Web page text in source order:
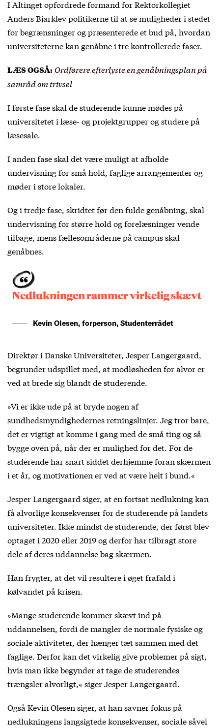
I Altingetopfordrede formand for Rektorkollegiet
Anders Bjarklev politikerne til at se muligheder i stedet
for begrænsninger og præsenterede et bud på, hvordan
universiteterne kan genåbne i tre kontrollerede faser.
LÆS OGSÅ: Ordførere efterlyste en genåbningsplan på
samråd om trivsel
I første fase skal de studerende kunne mødes på
universitetet i læse- og projektgrupper og studere på
læsesale.
I anden fase skal det være muligt at afholde
undervisning for små hold, faglige arrangementer og
møder i store lokaler.
Og i tredje fase, skridtet før den fulde genåbning, skal
undervisning for større hold og forelæsninger vende
tilbage, mens fællesområderne på campus skal
genåbnes.
Nedlukningen rammer virkelig skævt
Kevin Olesen, forperson, Studenterrådet
Direktør i Danske Universiteter, Jesper Langergaard,
begrunder udspillet med, at modløsheden for alvor er
ved at brede sig blandt de studerende.
»Vi er ikke ude på at bryde nogen af
sundhedsmyndighedernes retningslinjer. Jeg tror bare,
det er vigtigt at komme i gang med de små ting og så
bygge oven på, når der er mulighed for det. For de
studerende har snart siddet derhjemme foran skærmen
i et år, og motivationen er ved at være helt i bund.«
Jesper Langergaard siger, at en fortsat nedlukning kan
få alvorlige konsekvenser for de studerende på landets
universiteter. Ikke mindst de studerende, der først blev
optaget i 2020 eller 2019 og derfor har tilbragt store
dele af deres uddannelse bag skærmen.
Han frygter, at det vil resultere i øget frafald i
kølvandet på krisen.
»Mange studerende kommer skævt ind på
uddannelsen, fordi de mangler de normale fysiske og
sociale aktiviteter, der hænger tæt sammen med det
faglige. Derfor kan det virkelig give problemer på sigt,
hvis man ikke begynder at tage de studerendes
trængsler alvorligt,« siger Jesper Langergaard.
Også Kevin Olesen siger, at han savner fokus på
nedlukningens langsigtede konsekvenser, sociale såvel